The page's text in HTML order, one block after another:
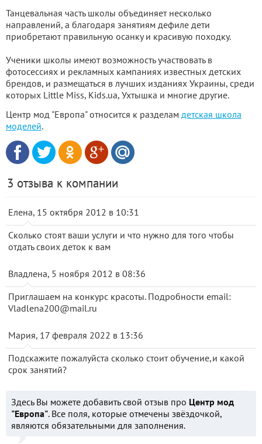
Танцевальная часть школы объединяет несколько
направлений, а благодаря занятиям дефиле дети
приобретают правильную осанку и красивую походку.
Ученики школы имеют возможность участвовать в
фотосессиях и рекламных кампаниях известных детских
брендов, и размещаться в лучших изданиях Украины, среди
которых Little Miss, Kids.ua, Ухтышка и многие другие.
Центр мод "Европа" относится к разделам детская школа
моделей.
3 отзыва к компании
Елена, 15 октября 2012 в 10:31
Сколько стоят ваши услуги и что нужно для того чтобы
отдать своих деток к вам
Владлена, 5 ноября 2012 в 08:36
Приглашаем на конкурс красоты. Подробности email:
Vladlena200@mail.ru
Мария, 17 февраля 2022 в 13:36
Подскажите пожалуйста сколько стоит обучение,и какой
срок занятий?
Здесь Вы можете добавить свой отзыв про Центр мод
"Европа". Все поля, которые отмечены звёздочкой,
являются обязательными для заполнения.